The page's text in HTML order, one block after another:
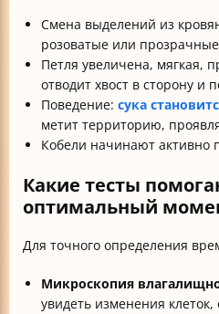
Смена выделений из
розоватые или
Петля увеличена, мягкая,
отводит хвост в сторону и
Поведение: сука
метит территорию,
Кобели начинают активно
Какие тесты
оптимальный
Для точного определения
Микроскопия
увидеть изменения